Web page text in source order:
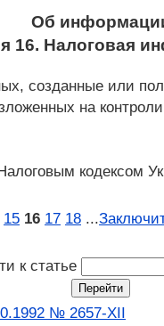
Об
16. Налоговая
созданные или
на
кодексом
15 16 17 18 ...
к статье
№ 2657-XII